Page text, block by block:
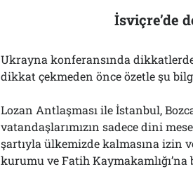
İsviçre’de
Ukrayna konferansında
dikkat çekmeden önce özetle şu
Lozan Antlaşması ile İstanbul,
vatandaşlarımızın sadece dini
şartıyla ülkemizde kalmasına izin
kurumu ve Fatih